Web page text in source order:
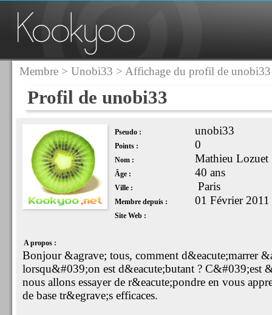
Membre> Unobi33 > Affichage du profil de unobi33
Profil de unobi33
Pseudo : unobi33
Points : 0
Nom : Mathieu Lozuet
Âge : 40 ans
Ville : Paris
Membre depuis : 01 Février 2011
Site Web :
A propos :
Bonjour &agrave; tous, comment d&eacute;marrer
lorsqu&#039;on est d&eacute;butant ? C&#039;est
nous allons essayer de r&eacute;pondre en vous
de base tr&egrave;s efficaces.